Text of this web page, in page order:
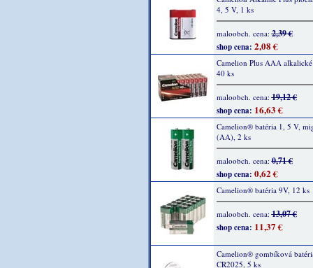
4, 5 V, 1 ks
maloobch. cena:2,39 €
shop cena: 2,08 €
Camelion Plus AAA
40 ks
maloobch. cena:19,12 €
shop cena: 16,63 €
Camelion® batéria 1, 5 V,
(AA), 2 ks
maloobch. cena:0,71 €
shop cena: 0,62 €
Camelion® batéria 9V, 12 ks
maloobch. cena:13,07 €
shop cena: 11,37 €
Camelion® gombíková
CR2025, 5 ks